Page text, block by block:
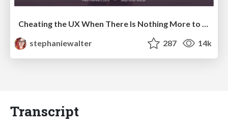
stephaniewalter
287 14k
Transcript